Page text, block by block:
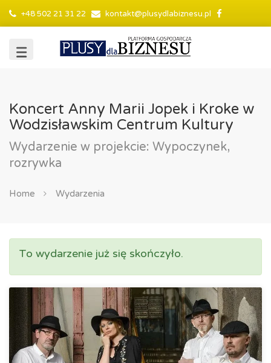
+48 502 21 31 22 kontakt@plusydlabiznesu.pl
Koncert Anny Marii Jopek i Kroke w
Wodzisławskim Centrum Kultury
Wydarzenie w projekcie: Wypoczynek,
rozrywka
Home Wydarzenia
To wydarzenie już się skończyło.